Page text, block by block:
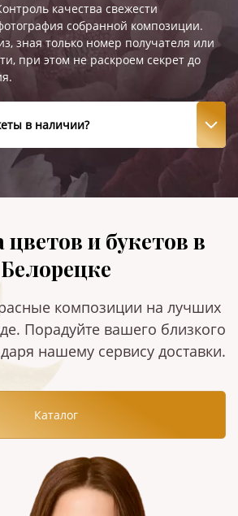
качества свежести
собранной композиции.
зная только номер получателя или
при этом не раскроем секрет до
в наличии?
цветов и букетов в
Белорецке
композиции на лучших
Порадуйте вашего близкого
нашему сервису доставки.
Каталог